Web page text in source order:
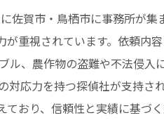
佐賀市・鳥栖市に事務所が集
重視されています。依頼内
ル、農作物の盗難や不法侵入
対応力を持つ探偵社が支持さ
おり、信頼性と実績に基づ